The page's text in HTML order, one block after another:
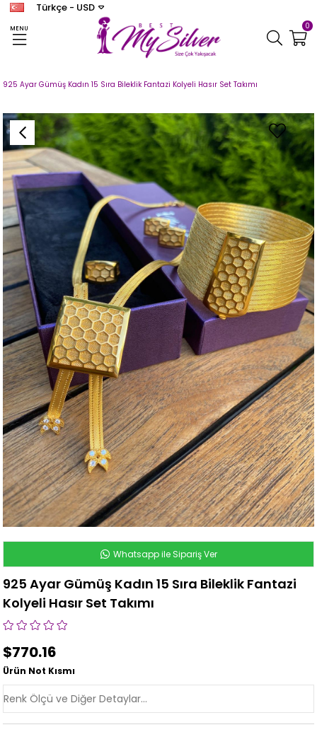
MENU
Türkçe - USD
0
TRABZON HASIR TRABZON HASIR SET
925 Ayar Gümüş Kadın 15 Sıra Bileklik Fantazi Kolyeli Hasır Set Takımı
Whatsapp ile Sipariş Ver
925 Ayar Gümüş Kadın 15 Sıra Bileklik Fantazi
Kolyeli Hasır Set Takımı
$770.16
Ürün Not Kısmı